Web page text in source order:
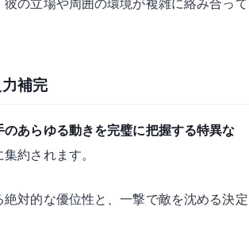
の立場や周囲の環境が複雑に絡み合って
補完
のあらゆる動きを完璧に把握する特異な
約されます。
対的な優位性と、一撃で敵を沈める決定